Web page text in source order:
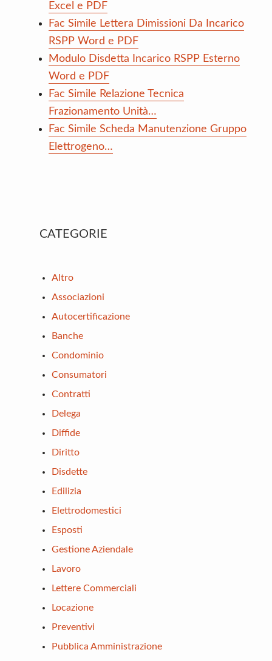
Excel e PDF
Fac Simile Lettera Dimissioni Da Incarico
RSPP Word e PDF
Modulo Disdetta Incarico RSPP Esterno
Word e PDF
Fac Simile Relazione Tecnica
Frazionamento Unità…
Fac Simile Scheda Manutenzione Gruppo
Elettrogeno…
Primary
CATEGORIE
Altro
Associazioni
Autocertificazione
Banche
Condominio
Consumatori
Contratti
Delega
Diffide
Diritto
Disdette
Edilizia
Elettrodomestici
Esposti
Gestione Aziendale
Lavoro
Lettere Commerciali
Locazione
Preventivi
Pubblica Amministrazione